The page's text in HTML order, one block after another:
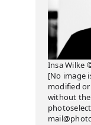
Insa Wilke
[No image
modified
without